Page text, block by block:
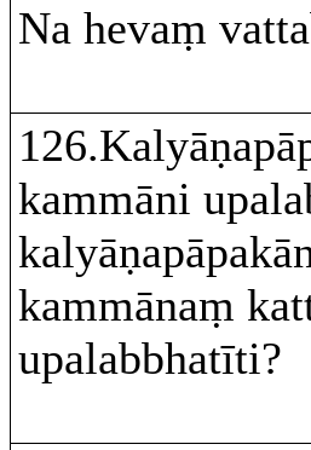
Na hevaṃ
kammāni
kammānaṃ
upalabbhatīti?